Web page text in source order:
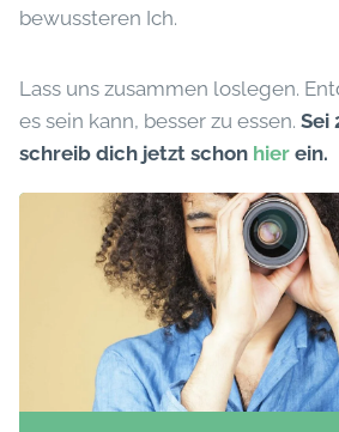
bewussteren Ich.
Lass uns zusammen loslegen.
es sein kann, besser zu essen. Sei
schreib dich jetzt schon hier ein.